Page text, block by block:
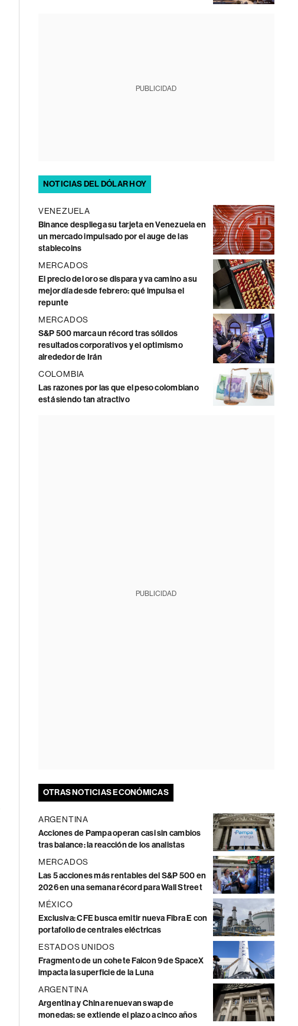
PUBLICIDAD
NOTICIAS DEL DÓLAR HOY
VENEZUELA
Binance despliega su tarjeta en Venezuela en
un mercado impulsado por el auge de las
stablecoins
MERCADOS
El precio del oro se dispara y va camino a su
mejor día desde febrero: qué impulsa el
repunte
MERCADOS
S&P 500 marca un récord tras sólidos
resultados corporativos y el optimismo
alrededor de Irán
COLOMBIA
Las razones por las que el peso colombiano
está siendo tan atractivo
PUBLICIDAD
OTRAS NOTICIAS ECONÓMICAS
ARGENTINA
Acciones de Pampa operan casi sin cambios
tras balance: la reacción de los analistas
MERCADOS
Las 5 acciones más rentables del S&P 500 en
2026 en una semana récord para Wall Street
MÉXICO
Exclusiva: CFE busca emitir nueva Fibra E con
portafolio de centrales eléctricas
ESTADOS UNIDOS
Fragmento de un cohete Falcon 9 de SpaceX
impacta la superficie de la Luna
ARGENTINA
Argentina y China renuevan swap de
monedas: se extiende el plazo a cinco años